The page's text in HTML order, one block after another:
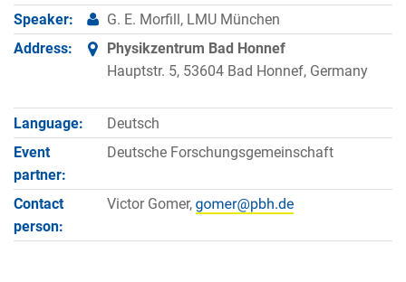
Speaker:
G. E. Morfill, LMU München
Address:
Physikzentrum Bad Honnef
Hauptstr. 5, 53604 Bad Honnef, Germany
Language:
Deutsch
Event
partner:
Deutsche Forschungsgemeinschaft
Contact
person:
Victor Gomer,